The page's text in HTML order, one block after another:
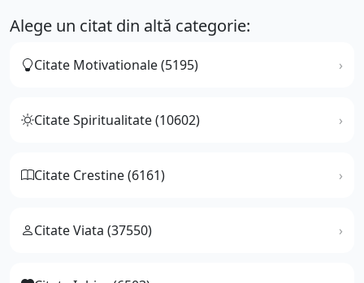
Alege un citat din altă categorie:
Citate Motivationale (5195)
Citate Spiritualitate (10602)
Citate Crestine (6161)
Citate Viata (37550)